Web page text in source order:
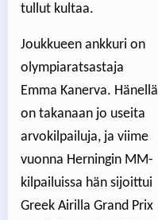
tullut kultaa.
Joukkueen ankkuri on
olympiaratsastaja
Emma Kanerva. Hänellä
on takanaan jo useita
arvokilpailuja, ja viime
vuonna Herningin MM-
kilpailuissa hän sijoittui
Greek Airilla Grand Prix